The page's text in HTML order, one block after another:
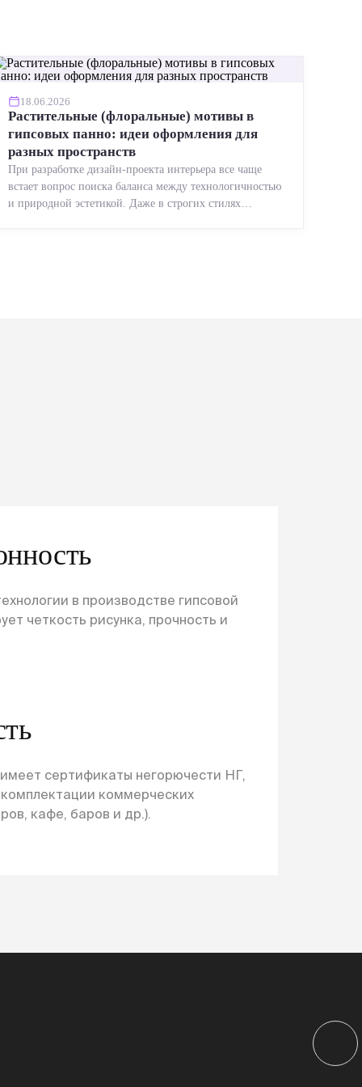
18.06.2026
Растительные (флоральные) мотивы в
гипсовых панно: идеи оформления для
разных пространств
При разработке дизайн-проекта интерьера все чаще
встает вопрос поиска баланса между технологичностью
и природной эстетикой. Даже в строгих стилях
в производстве гипсовой
четкость рисунка, прочность и
сертификаты негорючести НГ,
коммерческих
кафе, баров и др.).